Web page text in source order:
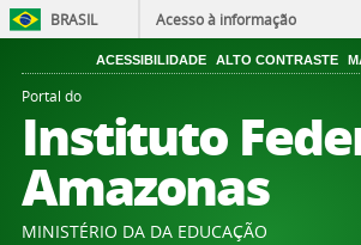
BRASIL Acesso à informação
ACESSIBILIDADE ALTO CONTRASTE
Portal do
Instituto
Amazonas
MINISTÉRIO DA DA EDUCAÇÃO